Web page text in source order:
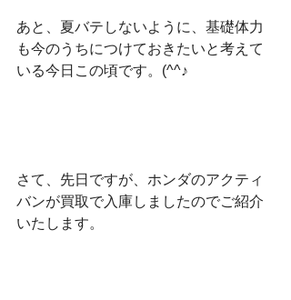
あと、夏バテしないように、基礎体力
も今のうちにつけておきたいと考えて
いる今日この頃です。(^^♪
さて、先日ですが、ホンダのアクティ
バンが買取で入庫しましたのでご紹介
いたします。